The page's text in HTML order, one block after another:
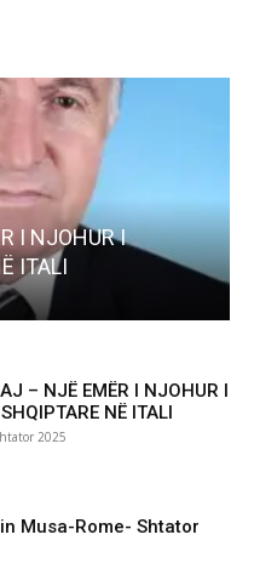
I NJOHUR I
ITALI
– NJË EMËR I NJOHUR I
NË ITALI
2025
Musa-Rome- Shtator